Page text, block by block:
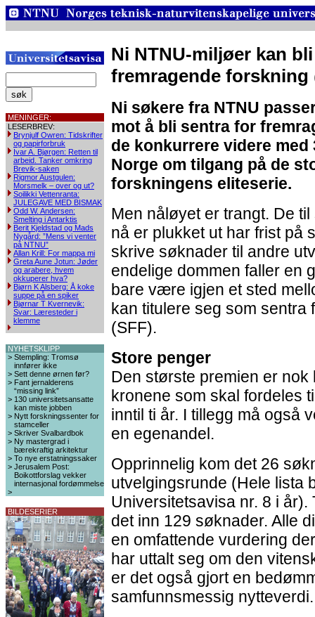
MENINGER:
LESERBREV:
Brynjulf Owren: Tidskrifter
og papirforbruk
Ivar A. Bjørgen: Retten til
arbeid. Tanker omkring
Brevik-saken
Rigmor Austgulen:
Morsmelk – over og ut?
Soilikki Vettenranta:
JULEGAVE MED BISMAK
Odd W. Andersen:
Smelting i Antarktis
Berit Kjeldstad og Mads
Nygård: ”Mens vi venter
på NTNU”
Allan Krill: For mappa mi
Greta Aune Jotun: Jøder
og arabere, hvem
okkuperer hva?
Bjørn K Alsberg: Å koke
suppe på en spiker
Bjørnar T Kvernevik:
Svar: Læresteder i
klemme
NYHETSKLIPP
> Stempling: Tromsø
innfører ikke
> Sett denne ørnen før?
> Fant jernalderens
“missing link”
> 130 universitetsansatte
kan miste jobben
> Nytt forskningssenter for
stamceller
> Skriver Svalbardbok
> Ny mastergrad i
bærekraftig arkitektur
> To nye erstatningssaker
> Jerusalem Post:
Boikottforslag vekker
internasjonal fordømmelse
>
BILDESERIER
Ni NTNU-miljøer kan
fremragende forskning
Ni søkere fra NTNU
mot å bli sentra for
de konkurrere videre
Norge om tilgang på de
forskningens eliteserie.
Men nåløyet er trangt. De
nå er plukket ut har frist på
skrive søknader til andre
endelige dommen faller en
bare være igjen et sted
kan titulere seg som sentra
(SFF).
Store penger
Den største premien er
kronene som skal fordeles
inntil ti år. I tillegg må også
en egenandel.
Opprinnelig kom det 26
utvelgingsrunde (Hele lista
Universitetsavisa nr. 8 i år).
det inn 129 søknader. Alle
en omfattende vurdering
har uttalt seg om den
er det også gjort en
samfunnsmessig nytteverdi.